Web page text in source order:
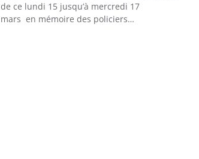
de ce lundi 15 jusqu’à mercredi 17
mars en mémoire des policiers…